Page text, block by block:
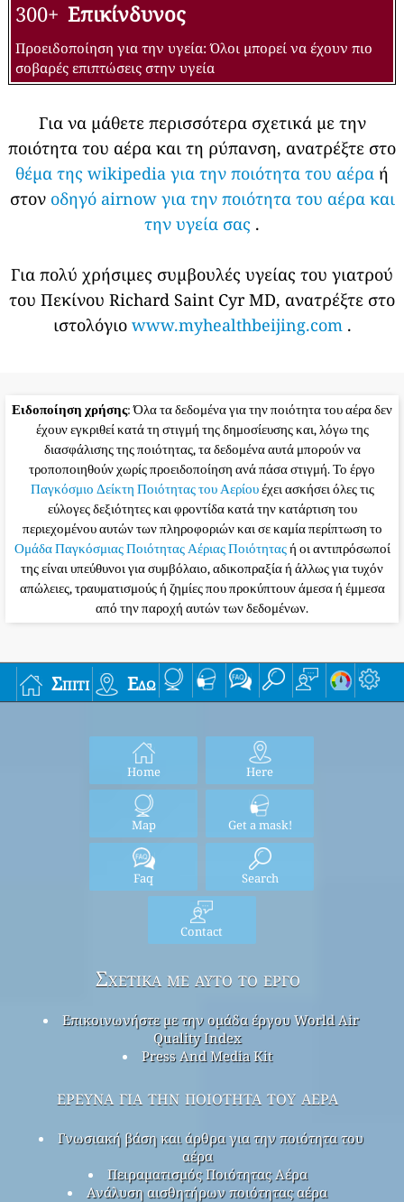
300+ Επικίνδυνος
Προειδοποίηση για την υγεία: Όλοι μπορεί να έχουν πιο
σοβαρές επιπτώσεις στην υγεία
Για να μάθετε περισσότερα σχετικά με την
ποιότητα του αέρα και τη ρύπανση, ανατρέξτε στο
θέμα της wikipedia για την ποιότητα του αέρα ή
στον οδηγό airnow για την ποιότητα του αέρα και
την υγεία σας .
Για πολύ χρήσιμες συμβουλές υγείας του γιατρού
του Πεκίνου Richard Saint Cyr MD, ανατρέξτε στο
ιστολόγιο www.myhealthbeijing.com.
Ειδοποίηση χρήσης: Όλα τα δεδομένα για την ποιότητα του αέρα δεν
έχουν εγκριθεί κατά τη στιγμή της δημοσίευσης και, λόγω της
διασφάλισης της ποιότητας, τα δεδομένα αυτά μπορούν να
τροποποιηθούν χωρίς προειδοποίηση ανά πάσα στιγμή. Το έργο
Παγκόσμιο Δείκτη Ποιότητας του Αερίουέχει ασκήσει όλες τις
εύλογες δεξιότητες και φροντίδα κατά την κατάρτιση του
περιεχομένου αυτών των πληροφοριών και σε καμία περίπτωση το
Ομάδα Παγκόσμιας Ποιότητας Αέριας Ποιότηταςή οι αντιπρόσωποί
της είναι υπεύθυνοι για συμβόλαιο, αδικοπραξία ή άλλως για τυχόν
απώλειες, τραυματισμούς ή ζημίες που προκύπτουν άμεσα ή έμμεσα
από την παροχή αυτών των δεδομένων.
Σπίτι Εδώ
Home Here
Map Get a mask!
Faq Search
Contact
Σχετικά με αυτό το έργο
Επικοινωνήστε με την ομάδα έργου World Air
Quality Index
Press And Media Kit
έρευνα για την ποιότητα του αέρα
Γνωσιακή βάση και άρθρα για την ποιότητα του
αέρα
Πειραματισμός Ποιότητας Αέρα
Ανάλυση αισθητήρων ποιότητας αέρα